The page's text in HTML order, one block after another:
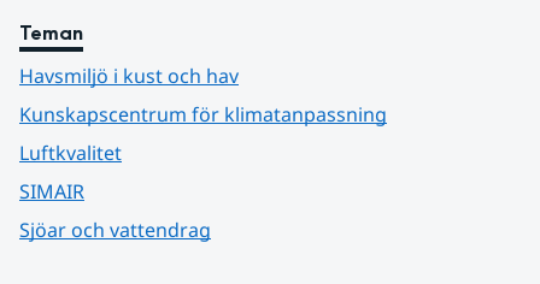
Teman
Havsmiljö i kust och hav
Kunskapscentrum för klimatanpassning
Luftkvalitet
SIMAIR
Sjöar och vattendrag